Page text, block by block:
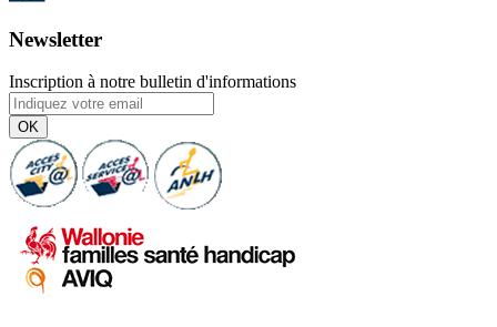
Newsletter
Inscription à notre bulletin d'informations
OK